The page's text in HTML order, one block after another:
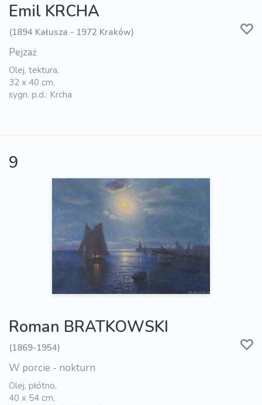
Emil KRCHA
(1894 Kałusza - 1972 Kraków)
Pejzaż
Olej, tektura,
32 x 40 cm,
sygn. p.d.: Krcha
9
Roman BRATKOWSKI
(1869-1954)
W porcie - nokturn
Olej, płótno,
40 x 54 cm,